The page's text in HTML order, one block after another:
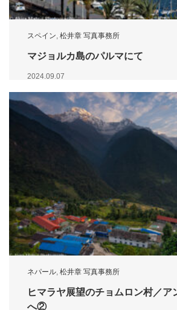
スペイン, 松井章 写真事務所
マジョルカ島のパルマにて
2024.09.07
ネパール 松井章 写真事務所
ヒマラヤ展望のチョムロン村／ア
へ②